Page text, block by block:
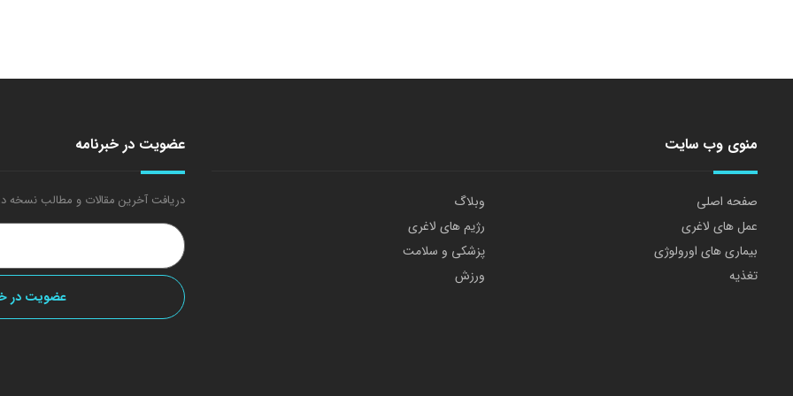
منوی وب سایت
صفحه اصلی
وبلاگ
عمل های لاغری
رژیم های لاغری
بیماری های اورولوژی
پزشکی و سلامت
تغذیه
ورزش
عضویت در خبرنامه
دریافت آخرین مقالات و مطالب نسخه